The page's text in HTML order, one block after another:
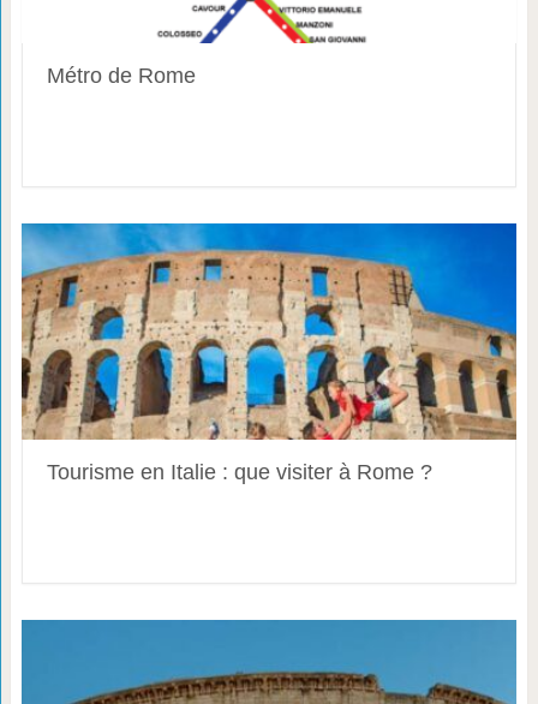
Métro de Rome
Tourisme en Italie : que visiter à Rome ?